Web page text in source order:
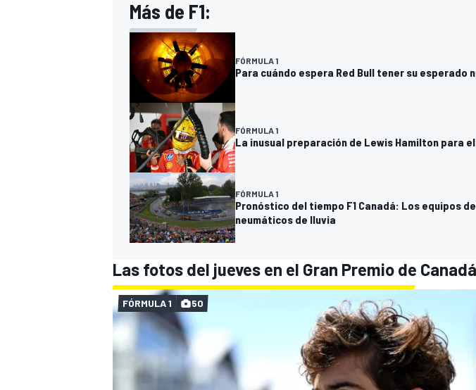
Más de F1:
FÓRMULA 1
Para cuándo espera Red Bull tener su esperado
FÓRMULA 1
La inusual preparación de Lewis Hamilton para el
FÓRMULA 1
Pronóstico del tiempo F1 Canadá: Los equipos
neumáticos de lluvia
Las fotos del jueves en el Gran Premio de Canadá
FÓRMULA 1 50